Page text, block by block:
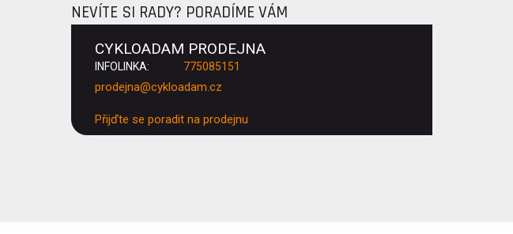
NEVÍTE SI RADY? PORADÍME VÁM
CYKLOADAM PRODEJNA
INFOLINKA: 775085151
prodejna@cykloadam.cz
Přijďte se poradit na prodejnu